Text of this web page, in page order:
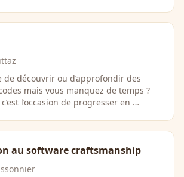
de découvrir ou d’approfondir des
mais vous manquez de temps ?
l’occasion de progresser en …
au software craftsmanship